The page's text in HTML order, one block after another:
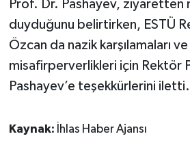
Prof. Dr. Pashayev, ziyaretten
duyduğunu belirtirken, ESTÜ
Özcan da nazik karşılamaları ve
misafirperverlikleri için Rektör
Pashayev’e teşekkürlerini iletti.
Kaynak: İhlas Haber Ajansı